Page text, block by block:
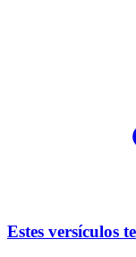
Estes versículos